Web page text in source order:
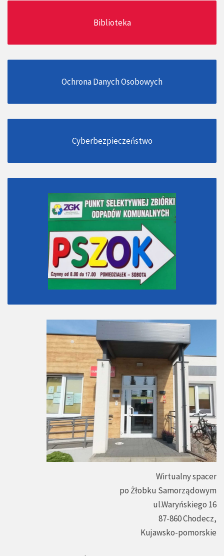
Biblioteka
Ochrona Danych Osobowych
Cyberbezpieczeństwo
Wirtualny spacer
po Żłobku Samorządowym
ul.Waryńskiego 16
87-860 Chodecz,
Kujawsko-pomorskie